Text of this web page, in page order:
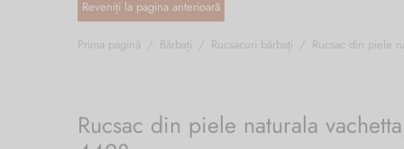
Prima pagină / Bărbați / Rucsacuri bărbați / Rucsac din piele
Rucsac din piele naturala